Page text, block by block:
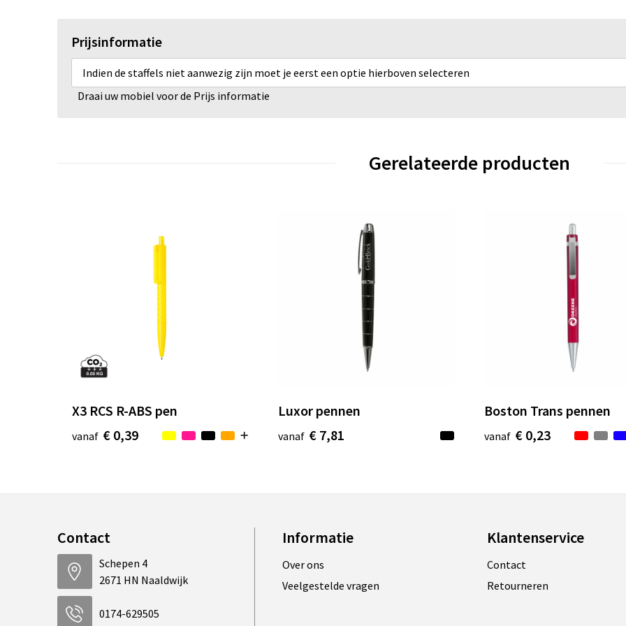
Prijsinformatie
Indien de staffels niet aanwezig zijn moet je eerst een optie hierboven selecteren
Draai uw mobiel voor de Prijs informatie
Gerelateerde producten
X3 RCS R-ABS pen
vanaf € 0,39
Luxor pennen
vanaf € 7,81
Boston Trans pennen
vanaf € 0,23
Contact
Schepen 4
2671 HN Naaldwijk
0174-629505
Informatie
Over ons
Veelgestelde vragen
Klantenservice
Contact
Retourneren